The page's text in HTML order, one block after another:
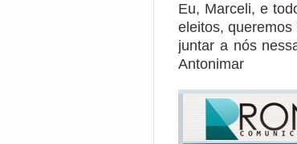
Eu, Marceli, e
eleitos,
juntar a nós
Antonimar